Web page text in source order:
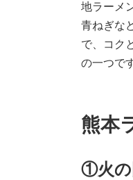
地ラーメ
青ねぎな
で、コク
の一つで
熊本
①火